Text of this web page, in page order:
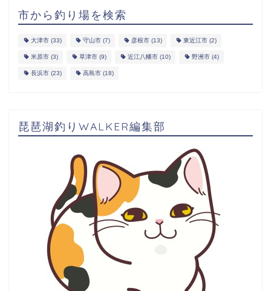
市から釣り場を検索
大津市 (33) 守山市 (7) 彦根市 (13) 東近江市 (2)
米原市 (3) 草津市 (9) 近江八幡市 (10) 野洲市 (4)
長浜市 (23) 高島市 (18)
琵琶湖釣りWALKER編集部